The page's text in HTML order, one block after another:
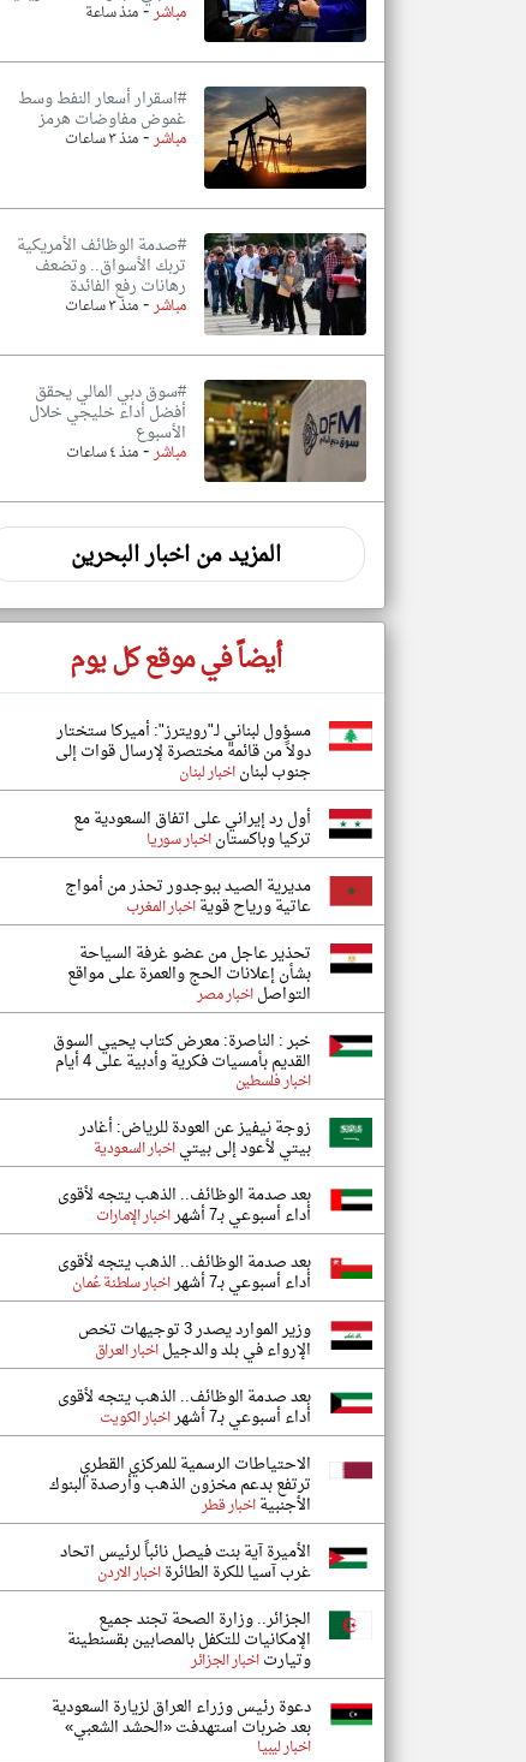
مباشر-منذ ساعة
#اسقرار أسعار النفط وسط
غموض مفاوضات هرمز
مباشر-منذ ٣ ساعات
#صدمة الوظائف الأمريكية
تربك الأسواق.. وتضعف
رهانات رفع الفائدة
مباشر-منذ ٣ ساعات
#سوق دبي المالي يحقق
أفضل أداء خليجي خلال
الأسبوع
مباشر-منذ ٤ ساعات
المزيد من اخبار البحرين
أيضاً في موقع كل يوم
مسؤول لبناني لـ"رويترز": أميركا ستختار
دولاً من قائمة مختصرة لإرسال قوات إلى
جنوب لبناناخبار لبنان
أول رد إيراني على اتفاق السعودية مع
تركيا وباكستاناخبار سوريا
مديرية الصيد ببوجدور تحذر من أمواج
عاتية ورياح قويةاخبار المغرب
تحذير عاجل من عضو غرفة السياحة
بشأن إعلانات الحج والعمرة على مواقع
التواصلاخبار مصر
خبر : الناصرة: معرض كتاب يحيي السوق
القديم بأمسيات فكرية وأدبية على 4 أيام
اخبار فلسطين
زوجة نيفيز عن العودة للرياض: أغادر
بيتي لأعود إلى بيتياخبار السعودية
بعد صدمة الوظائف.. الذهب يتجه لأقوى
أداء أسبوعي بـ7 أشهر اخبار الإمارات
بعد صدمة الوظائف.. الذهب يتجه لأقوى
أداء أسبوعي بـ7 أشهر اخبار سلطنة عُمان
وزير الموارد يصدر 3 توجيهات تخص
الإرواء في بلد والدجيلاخبار العراق
بعد صدمة الوظائف.. الذهب يتجه لأقوى
أداء أسبوعي بـ7 أشهر اخبار الكويت
الاحتياطات الرسمية للمركزي القطري
ترتفع بدعم مخزون الذهب وأرصدة البنوك
الأجنبيةاخبار قطر
الأميرة آية بنت فيصل نائباً لرئيس اتحاد
غرب آسيا للكرة الطائرةاخبار الاردن
الجزائر.. وزارة الصحة تجند جميع
الإمكانيات للتكفل بالمصابين بقسنطينة
وتيارتاخبار الجزائر
دعوة رئيس وزراء العراق لزيارة السعودية
بعد ضربات استهدفت «الحشد الشعبي»
اخبار ليبيا